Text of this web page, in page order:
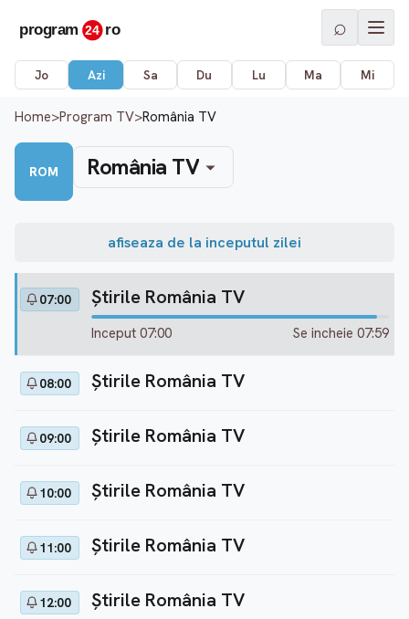
⌕
Jo Azi Sa Du Lu Ma Mi
Home>Program TV>România TV
ROM România TV
afiseaza de la inceputul zilei
07:00 Ştirile România TV
Inceput 07:00 Se incheie 07:59
08:00 Ştirile România TV
09:00 Ştirile România TV
10:00 Ştirile România TV
11:00 Ştirile România TV
12:00 Ştirile România TV